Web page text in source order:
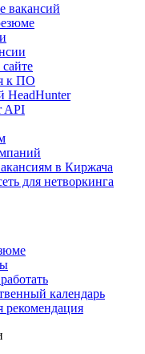
вакансий
к ПО
HeadHunter
API
в Киржача
для нетворкинга
календарь
рекомендация